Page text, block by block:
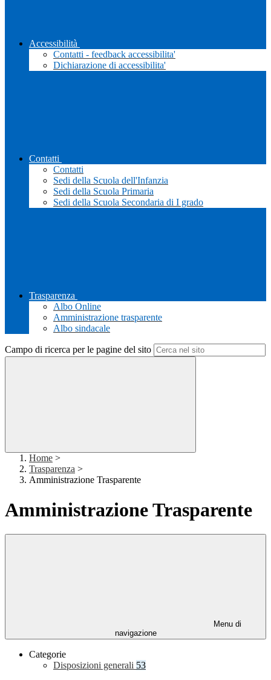
Accessibilità
Contatti - feedback accessibilita'
Dichiarazione di accessibilita'
Contatti
Contatti
Sedi della Scuola dell'Infanzia
Sedi della Scuola Primaria
Sedi della Scuola Secondaria di I grado
Trasparenza
Albo Online
Amministrazione trasparente
Albo sindacale
Campo di ricerca per le pagine del sito
Home >
Trasparenza >
Amministrazione Trasparente
Amministrazione Trasparente
Menu di
navigazione
Categorie
Disposizioni generali 53